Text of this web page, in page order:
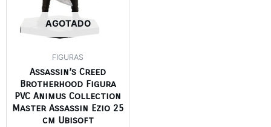
AGOTADO
FIGURAS
Assassin’s Creed
Brotherhood Figura
PVC Animus Collection
Master Assassin Ezio 25
cm Ubisoft